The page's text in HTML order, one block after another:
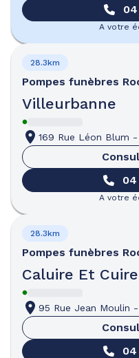
A votre
Pompes funèbres
Villeurbanne
28.3km
169 Rue Léon Blum -
04
A votre
Pompes funèbres
Caluire Et Cuire
28.3km
95 Rue Jean Moulin -
04